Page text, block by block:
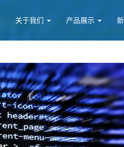
关于我们 产品展示